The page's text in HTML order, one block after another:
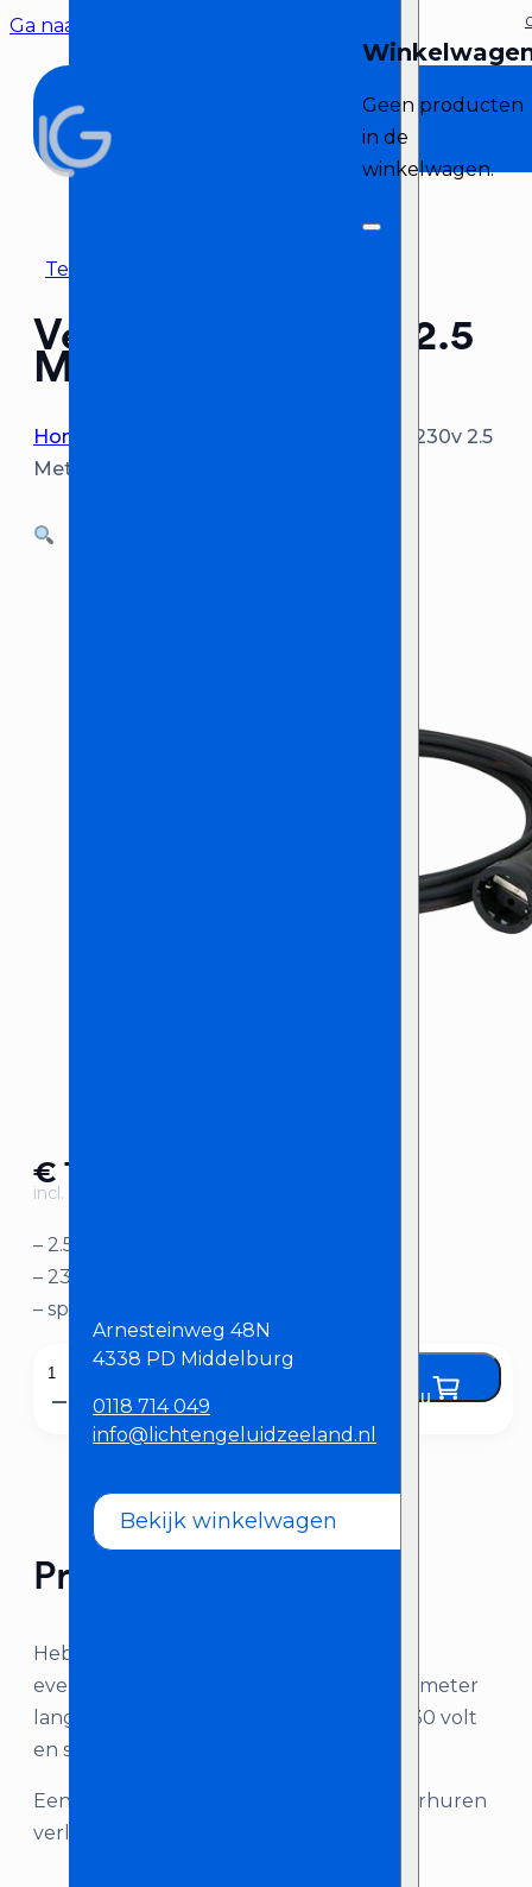
Ga naar hoofdinhoud
Arnesteinweg 48N
4338 PD Middelburg
0118 714 049
info@lichtengeluidzeeland.nl
Bekijk winkelwagen
Geen producten
in de
winkelwagen.
Terug naar overzicht
Verlengkabel 230v 2.5
Meter
Home
Verlengkabel 230v 2.5
Meter
€ 1,00
incl. BTW
– 2.5 meter lange verlengkabel
– 230 volt
– spatwaterdicht
Verlengkabel
230v
aantal
Huur nu
Product omschrijving
Heb je extra verlengkabels nodig voor je
evenement? Hier huur je eenvoudig 2.5 meter
lange verlengkabels bij! De kabels zijn 230 volt
en spatwaterdicht.
Een langere verlengkabel nodig? We verhuren
verlengkabels in diverse lengtes!